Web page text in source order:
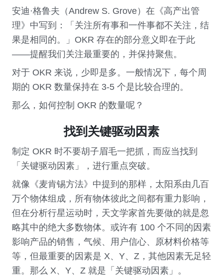
安迪·格鲁夫（Andrew S. Grove）在《高产出管
理》中写到：「关注所有事和一件事都不关注，结
果是相同的。」OKR 存在的部分意义即在于此
——提醒我们关注最重要的，并保持聚焦。
对于 OKR 来说，少即是多。一般情况下，每个周
期的 OKR 数量保持在 3-5 个是比较合理的。
那么，如何控制 OKR 的数量呢？
找到关键驱动因素
制定 OKR 时不要胡子眉毛一把抓，而应当找到
「关键驱动因素」，进行重点突破。
就像《麦肯锡方法》中提到的那样，太阳系由几百
万个物体组成，所有物体彼此之间都有重力影响，
但在分析行星运动时，天文学家首先要做的就是忽
略其中的绝大多数物体。或许有 100 个不同的因素
影响产品的销售，气候、用户信心、原材料价格等
等，但最重要的因素是 X、Y、Z，其他因素无足轻
重。那么 X、Y、Z 就是「关键驱动因素」。